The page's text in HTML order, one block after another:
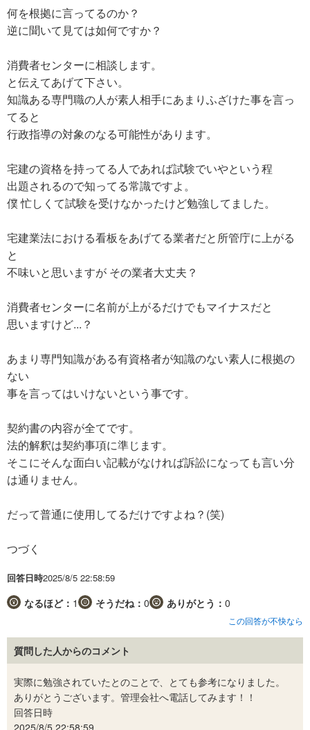
何を根拠に言ってるのか？
逆に聞いて見ては如何ですか？
消費者センターに相談します。
と伝えてあげて下さい。
知識ある専門職の人が素人相手にあまりふざけた事を言っ
てると
行政指導の対象のなる可能性があります。
宅建の資格を持ってる人であれば試験でいやという程
出題されるので知ってる常識ですよ。
僕 忙しくて試験を受けなかったけど勉強してました。
宅建業法における看板をあげてる業者だと所管庁に上がる
と
不味いと思いますが その業者大丈夫？
消費者センターに名前が上がるだけでもマイナスだと
思いますけど...？
あまり専門知識がある有資格者が知識のない素人に根拠の
ない
事を言ってはいけないという事です。
契約書の内容が全てです。
法的解釈は契約事項に準じます。
そこにそんな面白い記載がなければ訴訟になっても言い分
は通りません。
だって普通に使用してるだけですよね？(笑)
つづく
回答日時2025/8/5 22:58:59
なるほど： 1 そうだね： 0 ありがとう： 0
この回答が不快なら
質問した人からのコメント
実際に勉強されていたとのことで、とても参考になりました。
ありがとうございます。管理会社へ電話してみます！！
回答日時
2025/8/5 22:58:59